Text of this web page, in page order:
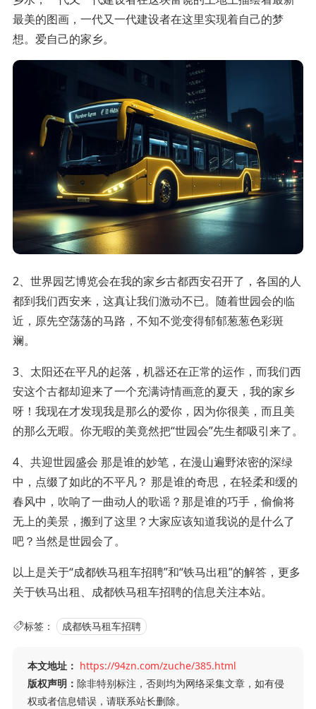
最美的图画，一代又一代建设者在这里实现着自己的梦
想。爱自己的家乡。
2、世界园艺博览会在我的家乡古都西安召开了，各国的人
都到我们西安来，这真让我们激动不已。随着世园会的临
近，原先空荡荡的马路，不知不觉变得郁郁葱葱色彩斑
斓。
3、太阳还在平凡的起落，机器还在正常的运作，而我们西
安这个古都却迎来了一个充满诗情画意的夏天，我的家乡
呀！我现在才发现我是那么的爱你，因为你很美，而且美
的那么无暇。你无暇的美竟然把“世园会”先生都吸引来了。
4、共迎世园盛会 那是谁的妙笔，在漫山遍野浓密的深绿
中，点缀了如此的不平凡？ 那是谁的奇思，在轻柔和缓的
春风中，吹响了一曲动人的歌谣？那是谁的巧手，偷偷将
无上的美景，搬到了这里？大家应该知道我说的是什么了
吧？当然是世园会了。
以上是关于“成都铁马租车招聘”和“铁马出租”的解答，更多
关于铁马出租、成都铁马租车招聘的信息关注本站。
标签： 成都铁马租车招聘
本文地址： https://94zn.com/zuche/385.html
版权声明： 除非特别标注，否则均为网络采集文章，如有侵
权或者信息错误，请联系站长删除。